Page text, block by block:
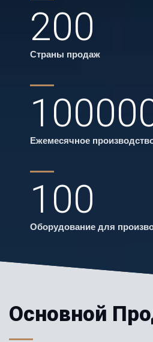
200
Страны продаж
Ежемесячное
100
Оборудование для
Основной